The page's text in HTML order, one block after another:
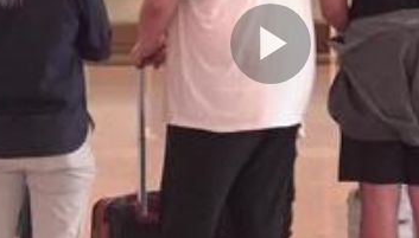
Play
Video